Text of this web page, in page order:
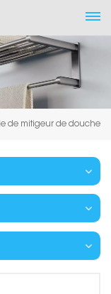
de mitigeur de douche